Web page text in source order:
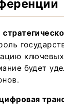
будет